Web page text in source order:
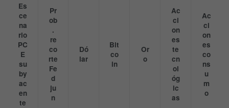
Es
ce
na
rio
PC
E
su
by
ac
en
te
Pr
ob
.
re
co
rte
Fe
d
ju
n
Dó
lar
Bit
co
in
Or
o
Ac
ci
on
es
te
cn
ol
óg
ic
as
Ac
ci
on
es
co
ns
u
m
o